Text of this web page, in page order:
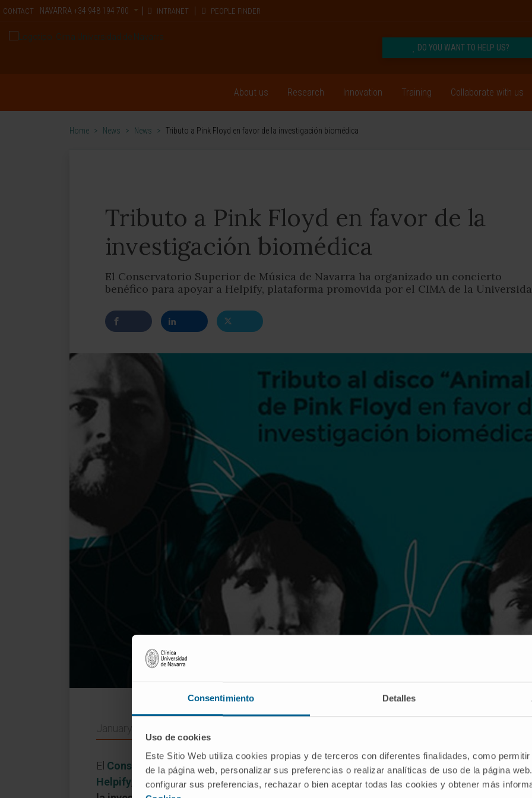
Consentimiento Detalles
Uso de cookies
Este Sitio Web utiliza cookies propias y de terceros con diferentes finalidades, como
de la página web, personalizar sus preferencias o realizar analíticas de uso de la página
configurar sus preferencias, rechazar o bien aceptar todas las cookies y obtener más
CONTACT NAVARRA +34 948 194 700 INTRANET PEOPLE FINDER
DO YOU WANT TO HELP US?
About us Research Innovation Training Collaborate with us
Home > News > News > Tributo a Pink Floyd en favor de la investigación biomédica
Tributo a Pink Floyd en favor de la
investigación biomédica
El Conservatorio Superior de Música de Navarra ha organizado un concierto
benéfico para apoyar a Helpify, plataforma promovida por el CIMA de la
Cartel anunciador del tributo a Pink Floyd en favor de Helpify.
January 13, 2017
El Conservatorio Superior de Música de Navarrava a rendir homenaje a Pink Floyd en
Helpify , plataforma promovida por el Centro de Investigación Médica Aplicada (CIMA) de la